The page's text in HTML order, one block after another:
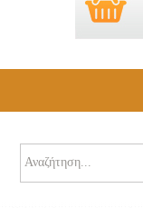
Αντιπροσωπείες